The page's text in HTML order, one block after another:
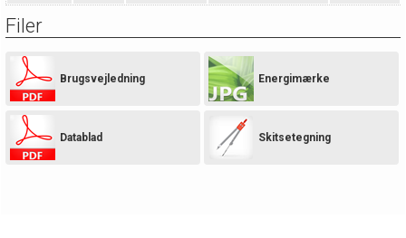
Filer
Brugsvejledning Energimærke
Datablad Skitsetegning